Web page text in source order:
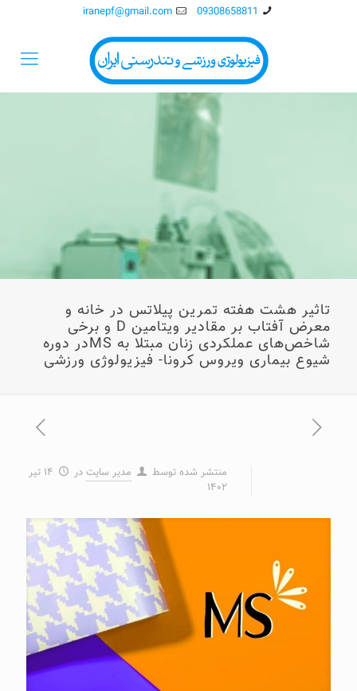
09308658811
iranepf@gmail.com
تاثیر هشت هفته تمرین پیلاتس در خانه و
معرض آفتاب بر مقادیر ویتامین D و برخی
شاخص‌های عملکردی زنان مبتلا به MSدر دوره
شیوع بیماری ویروس کرونا- فیزیولوژی ورزشی
منتشر شده توسط مدیر سایت در
۱۴ تیر
۱۴۰۲